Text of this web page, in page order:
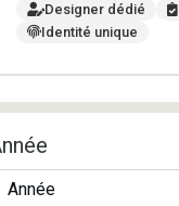
Designer dédié
Identité unique